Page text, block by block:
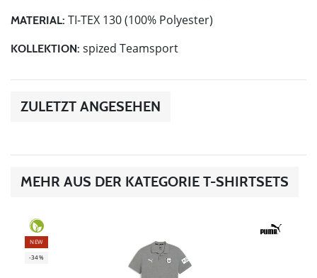
MATERIAL: TI-TEX 130 (100% Polyester)
KOLLEKTION: spized Teamsport
ZULETZT ANGESEHEN
MEHR AUS DER KATEGORIE T-SHIRTSETS
NEW
-34%